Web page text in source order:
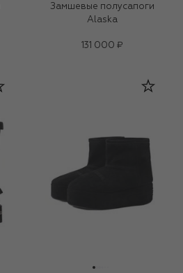
Замшевые полусапоги
Alaska
131 000 ₽